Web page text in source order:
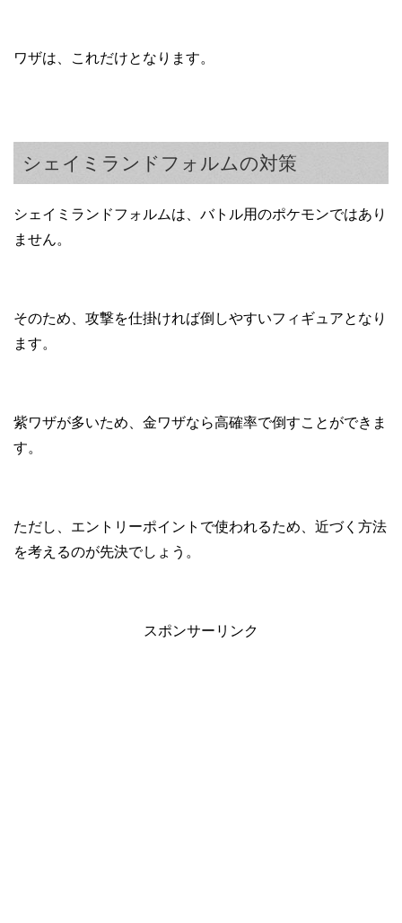
ワザは、これだけとなります。
シェイミランドフォルムの対策
シェイミランドフォルムは、バトル用のポケモンではあり
ません。
そのため、攻撃を仕掛ければ倒しやすいフィギュアとなり
ます。
紫ワザが多いため、金ワザなら高確率で倒すことができま
す。
ただし、エントリーポイントで使われるため、近づく方法
を考えるのが先決でしょう。
スポンサーリンク